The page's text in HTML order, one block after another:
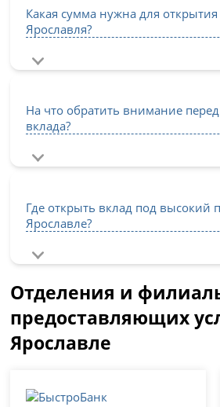
Какая сумма нужна для
Ярославля?
На что обратить внимание
вклада?
Где открыть вклад под высокий
Ярославле?
Отделения и
предоставляющих
Ярославле